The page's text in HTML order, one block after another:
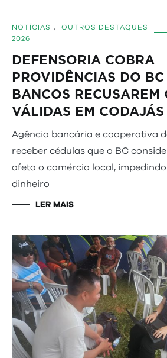
NOTÍCIAS , OUTROS DESTAQUES
2026
DEFENSORIA COBRA
PROVIDÊNCIAS DO
BANCOS RECUSAREM
VÁLIDAS EM CODAJÁS
Agência bancária e cooperativa
receber cédulas que o BC
afeta o comércio local,
dinheiro
LER MAIS